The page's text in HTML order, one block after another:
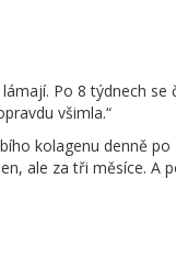
Po 8 týdnech
všimla.“
kolagenu denně
ale za tři měsíce. A